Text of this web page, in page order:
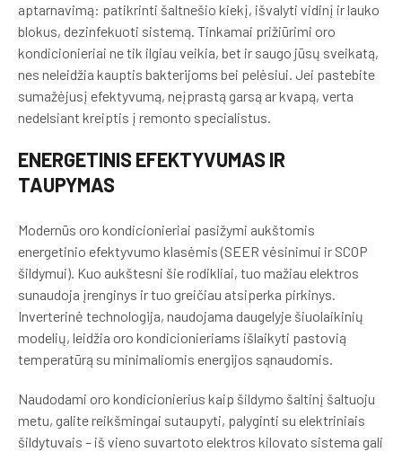
aptarnavimą: patikrinti šaltnešio kiekį, išvalyti vidinį ir lauko
blokus, dezinfekuoti sistemą. Tinkamai prižiūrimi oro
kondicionieriai ne tik ilgiau veikia, bet ir saugo jūsų sveikatą,
nes neleidžia kauptis bakterijoms bei pelėsiui. Jei pastebite
sumažėjusį efektyvumą, neįprastą garsą ar kvapą, verta
nedelsiant kreiptis į remonto specialistus.
ENERGETINIS EFEKTYVUMAS IR
TAUPYMAS
Modernūs oro kondicionieriai pasižymi aukštomis
energetinio efektyvumo klasėmis (SEER vėsinimui ir SCOP
šildymui). Kuo aukštesni šie rodikliai, tuo mažiau elektros
sunaudoja įrenginys ir tuo greičiau atsiperka pirkinys.
Inverterinė technologija, naudojama daugelyje šiuolaikinių
modelių, leidžia oro kondicionieriams išlaikyti pastovią
temperatūrą su minimaliomis energijos sąnaudomis.
Naudodami oro kondicionierius kaip šildymo šaltinį šaltuoju
metu, galite reikšmingai sutaupyti, palyginti su elektriniais
šildytuvais – iš vieno suvartoto elektros kilovato sistema gali